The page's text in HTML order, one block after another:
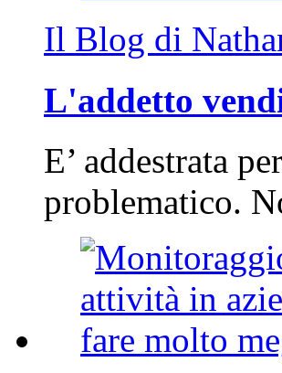
Il Blog di
L'addetto
E’ addestrata
problematico.